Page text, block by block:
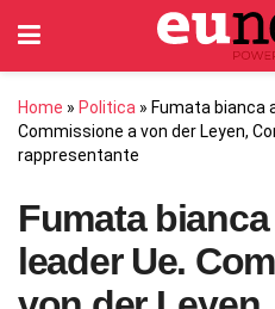
Home » Politica » Fumata bianca
Commissione a von der Leyen,
rappresentante
Fumata
leader Ue.